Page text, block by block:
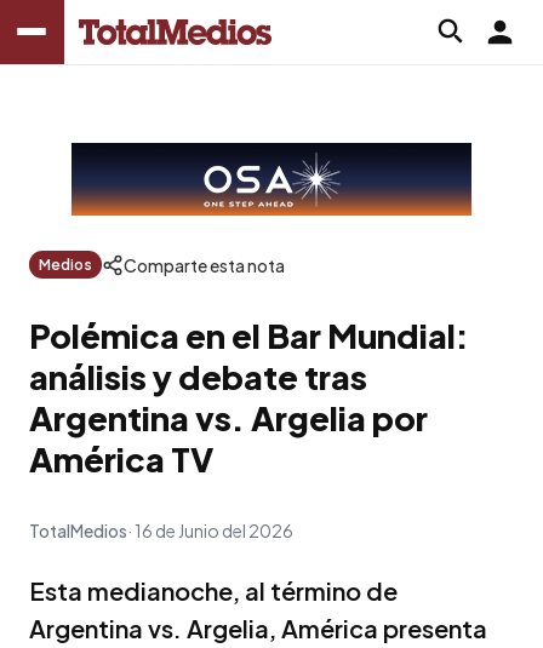
Medios Comparte esta nota
Polémica en el Bar Mundial:
análisis y debate tras
Argentina vs. Argelia por
América TV
TotalMedios 16 de Junio del 2026
Esta medianoche, al término de
Argentina vs. Argelia, América presenta